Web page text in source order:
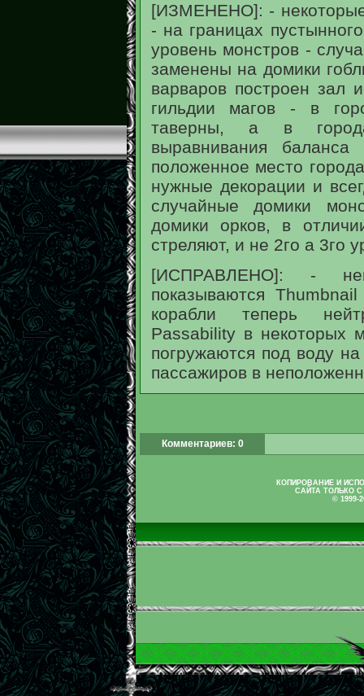
[ИЗМЕНЕНО]: - некоторые
- на границах
уровень монстров -
заменены на домики
варваров построен зал
гильдии магов - в
таверны, а в
выравнивания
положенное место
нужные декорации и
случайные домики
домики орков, в
стреляют, и не 2го а 3го
[ИСПРАВЛЕНО]: -
показываются
корабли теперь
Passability в некоторых
погружаются под воду
пассажиров в
Комментариев: 0
КОПИРОВАНИЕ И
САЙТА ТОЛЬКО
© 1999-